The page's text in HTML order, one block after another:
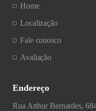
Home
Localização
Fale conosco
Avaliação
Endereço
Rua Arthur Bernardes,